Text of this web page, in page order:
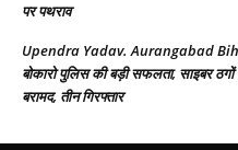
पर पथराव
Upendra Yadav. Aurangabad
बोकारो पुलिस की बड़ी सफलता, साइबर
बरामद, तीन गिरफ्तार